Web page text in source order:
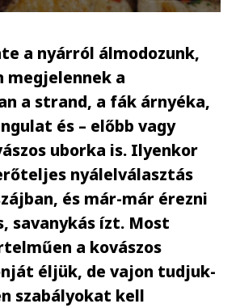
a nyárról álmodozunk,
megjelennek a
a strand, a fák árnyéka,
és – előbb vagy
uborka is. Ilyenkor
nyálelválasztás
és már-már érezni
savanykás ízt. Most
a kovászos
éljük, de vajon tudjuk-
szabályokat kell